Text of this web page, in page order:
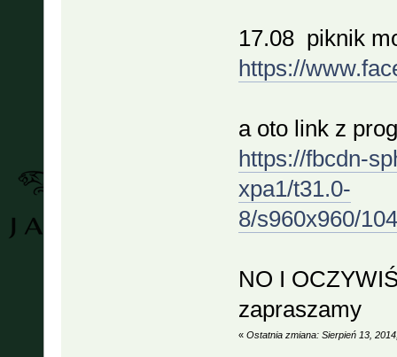
17.08 piknik
https://
a oto link z
https://fbcdn-
xpa1/t31.0-
8/s960x960/
NO I
zapraszamy
« Ostatnia zmiana: Sierpień 13,